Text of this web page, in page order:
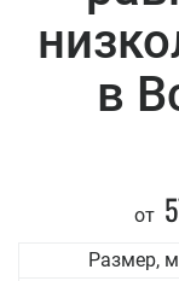
в
от
Размер,